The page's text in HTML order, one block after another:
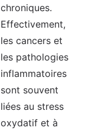
chroniques.
Effectivement,
les cancers et
les pathologies
inflammatoires
sont souvent
liées au stress
oxydatif et à